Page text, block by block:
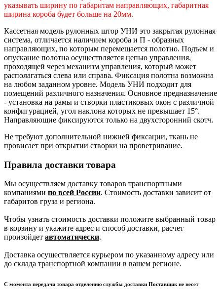
указывать ширину по габаритам направляющих, габаритная
ширина короба будет больше на 20мм.
Кассетная модель рулонных штор УНИ это закрытая рулонная
система, отличается наличием короба и П - образных
направляющих, по которым перемещается полотно. Подъем и
опускание полотна осуществляется цепью управления,
проходящей через механизм управления, который может
располагаться слева или справа. Фиксация полотна возможна
на любом заданном уровне. Модель УНИ подходит для
помещений различного назначения. Основное предназначение
- установка на рамы и створки пластиковых окон с различной
конфигурацией, угол наклона которых не превышает 15°.
Направляющие фиксируются только на двухсторонний скотч.
Не требуют дополнительной нижней фиксации, ткань не
провисает при открытии створки на проветривание.
Правила доставки товара
Мы осуществляем доставку товаров транспортными
компаниями по всей России. Стоимость доставки зависит от
габаритов груза и региона.
Чтобы узнать стоимость доставки положите выбранный товар
в корзину и укажите адрес и способ доставки, расчет
произойдет автоматически.
Доставка осуществляется курьером по указанному адресу или
до склада транспортной компании в вашем регионе.
С момента передачи товара отделению службы доставки Поставщик не несет